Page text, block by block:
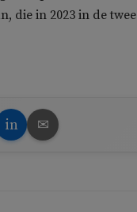
die in 2023 in de
in ✉